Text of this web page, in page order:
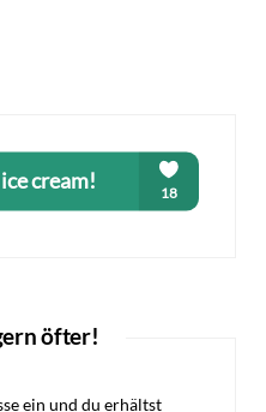
öfter!
ein und du erhältst